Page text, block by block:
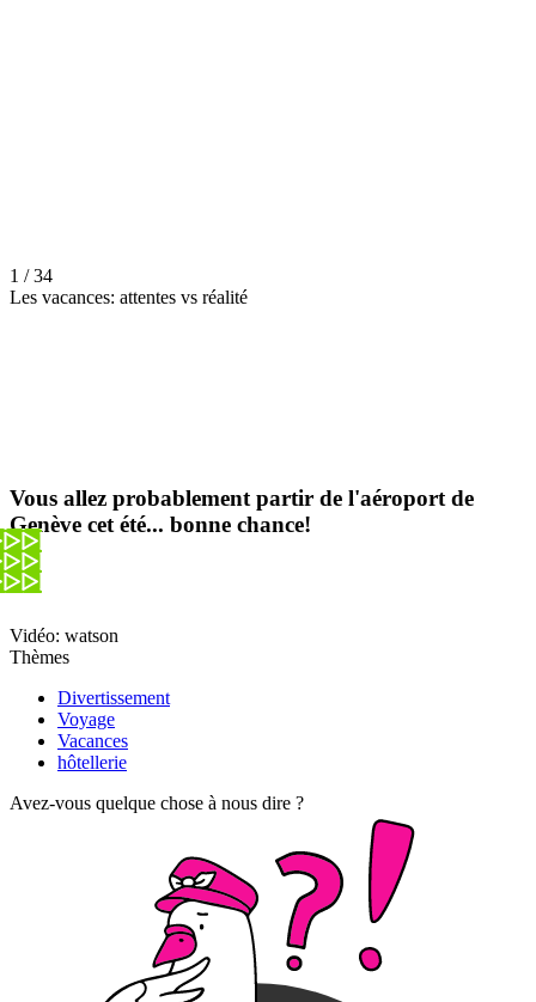
1 / 34
Les vacances: attentes vs réalité
Vous allez probablement partir de l'aéroport de
Genève cet été... bonne chance!
Vidéo: watson
Thèmes
Divertissement
Voyage
Vacances
hôtellerie
Avez-vous quelque chose à nous dire ?